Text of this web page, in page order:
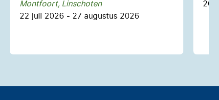
Montfoort, Linschoten
22 juli 2026 - 27 augustus 2026
20